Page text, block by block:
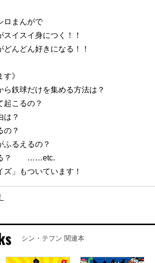
ロまんがで
イスイ身につく！！
んどん好きになる！！
》
鉄球だけを集める方法は？
こるの？
は？
の？
るえるの？
る？ ……etc.
」もついています！
シン・テフン 関連本